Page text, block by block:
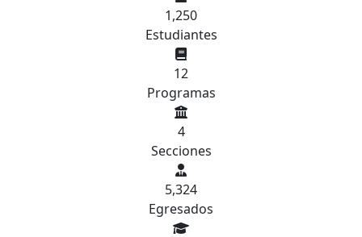
1,250
Estudiantes
12
Programas
4
Secciones
5,324
Egresados